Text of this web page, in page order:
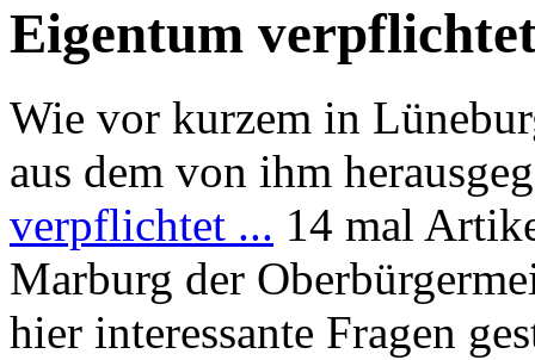
Eigentum
Wie vor kurzem in
aus dem von ihm
verpflichtet ... 14 mal
Marburg der
hier interessante Fragen